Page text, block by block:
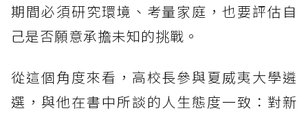
期間必須研究環境、考量家庭，也要評估自
己是否願意承擔未知的挑戰。
從這個角度來看，高校長參與夏威夷大學遴
選，與他在書中所談的人生態度一致：對新